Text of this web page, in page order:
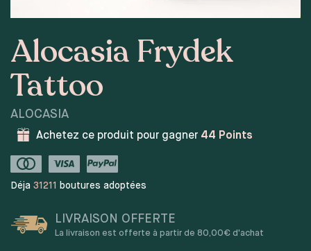
Alocasia Frydek
Tattoo
ALOCASIA
Achetez ce produit pour gagner 44 Points
Déja 31211 boutures adoptées
LIVRAISON OFFERTE
La livraison est offerte à partir de 80,00€ d'achat